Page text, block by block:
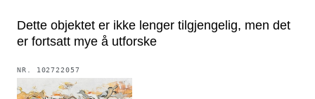
Dette objektet er ikke lenger tilgjengelig, men det
er fortsatt mye å utforske
NR. 102722057